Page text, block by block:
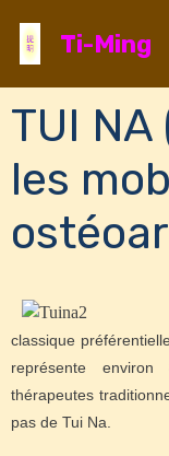
Ti-Ming
TUI NA
les
classique
représente
thérapeutes
pas de Tui Na.